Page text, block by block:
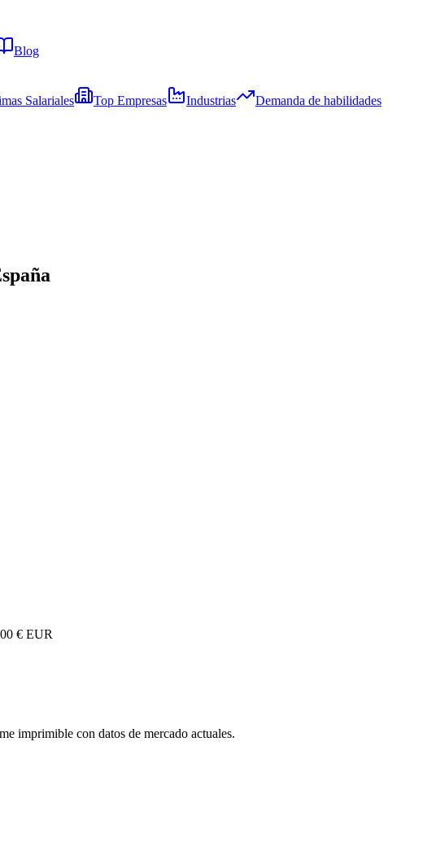
Blog
Salariales Top Empresas Industrias Demanda de habilidades
€ EUR
imprimible con datos de mercado actuales.